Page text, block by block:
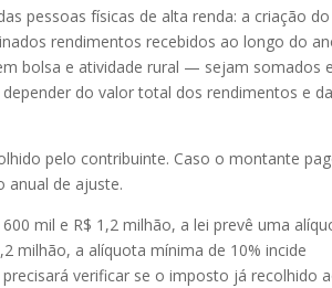
pessoas físicas de alta renda: a criação do
rendimentos recebidos ao longo do
bolsa e atividade rural — sejam somados e
do valor total dos rendimentos e da
pelo contribuinte. Caso o montante
anual de ajuste.
mil e R$ 1,2 milhão, a lei prevê uma
milhão, a alíquota mínima de 10% incide
verificar se o imposto já recolhido